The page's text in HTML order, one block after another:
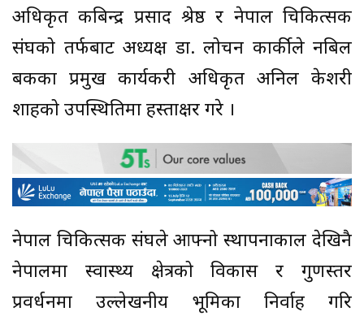
अधिकृत कबिन्द्र प्रसाद श्रेष्ठ र नेपाल चिकित्सक
संघको तर्फबाट अध्यक्ष डा. लोचन कार्कीले नबिल
बैंकका प्रमुख कार्यकरी अधिकृत अनिल केशरी
शाहको उपस्थितिमा हस्ताक्षर गरे ।
नेपाल चिकित्सक संघले आफ्नो स्थापनाकाल देखिनै
नेपालमा स्वास्थ्य क्षेत्रको विकास र गुणस्तर
प्रवर्धनमा उल्लेखनीय भूमिका निर्वाह गरि